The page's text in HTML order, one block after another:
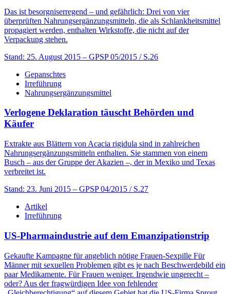
Das ist besorgniserregend – und gefährlich: Drei von vier
überprüften Nahrungsergänzungsmitteln, die als Schlankheitsmittel
propagiert werden, enthalten Wirkstoffe, die nicht auf der
Verpackung stehen.
Stand: 25. August 2015 – GPSP 05/2015 / S.26
Gepanschtes
Irreführung
Nahrungsergänzungsmittel
Verlogene Deklaration täuscht Behörden und
Käufer
Extrakte aus Blättern von Acacia rigidula sind in zahlreichen
Nahrungsergänzungsmitteln enthalten. Sie stammen von einem
Busch – aus der Gruppe der Akazien –, der in Mexiko und Texas
verbreitet ist.
Stand: 23. Juni 2015 – GPSP 04/2015 / S.27
Artikel
Irreführung
US-Pharmaindustrie auf dem Emanzipationstrip
Gekaufte Kampagne für angeblich nötige Frauen-Sexpille Für
Männer mit sexuellen Problemen gibt es je nach Beschwerdebild ein
paar Medikamente. Für Frauen weniger. Irgendwie ungerecht –
oder? Aus der fragwürdigen Idee von fehlender